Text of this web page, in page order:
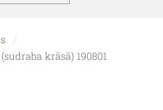
krāsā) 190801